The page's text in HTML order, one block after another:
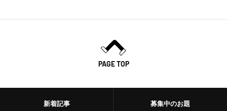
PAGE TOP
新着記事 募集中のお題